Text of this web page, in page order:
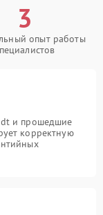
3
опыт работы
и прошедшие
корректную